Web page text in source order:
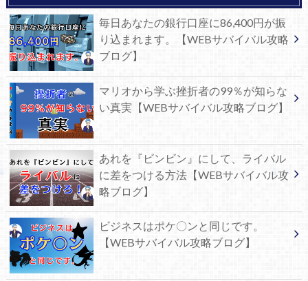
毎日あなたの銀行口座に86,400円が振
り込まれます。【WEBサバイバル攻略
ブログ】
マリオから学ぶ挫折者の99％が知らな
い真実【WEBサバイバル攻略ブログ】
あれを『ビンビン』にして、ライバル
に差をつける方法【WEBサバイバル攻
略ブログ】
ビジネスはポケ〇ンと同じです。
【WEBサバイバル攻略ブログ】